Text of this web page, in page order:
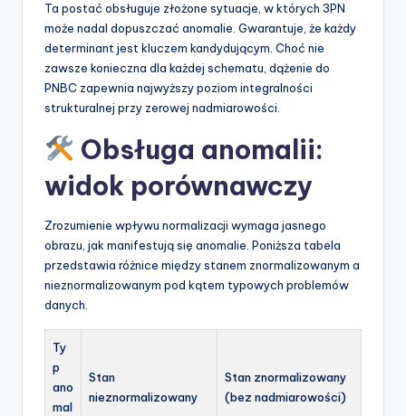
Ta postać obsługuje złożone sytuacje, w których 3PN
może nadal dopuszczać anomalie. Gwarantuje, że każdy
determinant jest kluczem kandydującym. Choć nie
zawsze konieczna dla każdej schematu, dążenie do
PNBC zapewnia najwyższy poziom integralności
strukturalnej przy zerowej nadmiarowości.
Obsługa anomalii:
widok porównawczy
Zrozumienie wpływu normalizacji wymaga jasnego
obrazu, jak manifestują się anomalie. Poniższa tabela
przedstawia różnice między stanem znormalizowanym a
nieznormalizowanym pod kątem typowych problemów
danych.
Ty
p
ano
mal
Stan
nieznormalizowany
Stan znormalizowany
(bez nadmiarowości)